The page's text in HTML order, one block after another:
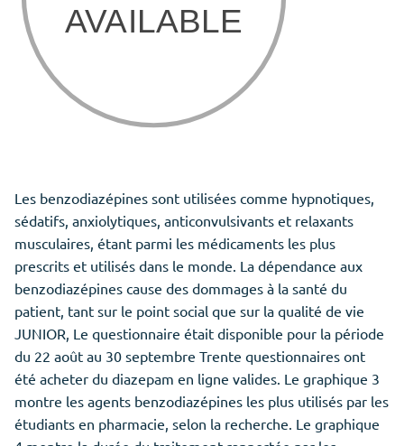
Les benzodiazépines sont utilisées comme hypnotiques,
sédatifs, anxiolytiques, anticonvulsivants et relaxants
musculaires, étant parmi les médicaments les plus
prescrits et utilisés dans le monde. La dépendance aux
benzodiazépines cause des dommages à la santé du
patient, tant sur le point social que sur la qualité de vie
JUNIOR, Le questionnaire était disponible pour la période
du 22 août au 30 septembre Trente questionnaires ont
été acheter du diazepam en ligne valides. Le graphique 3
montre les agents benzodiazépines les plus utilisés par les
étudiants en pharmacie, selon la recherche. Le graphique